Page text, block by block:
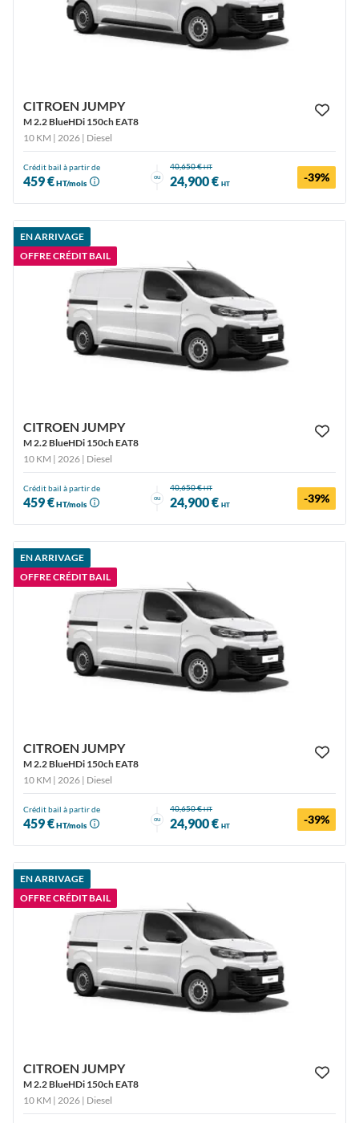
CITROEN JUMPY
M 2.2 BlueHDi 150ch EAT8
10 KM | 2026 | Diesel
Crédit bail à partir de
459 €HT/mois
ou
40,650 €HT
24,900 € HT -39%
EN ARRIVAGE
OFFRE CRÉDIT BAIL
CITROEN JUMPY
M 2.2 BlueHDi 150ch EAT8
10 KM | 2026 | Diesel
Crédit bail à partir de
459 €HT/mois
ou
40,650 €HT
24,900 € HT -39%
EN ARRIVAGE
OFFRE CRÉDIT BAIL
CITROEN JUMPY
M 2.2 BlueHDi 150ch EAT8
10 KM | 2026 | Diesel
Crédit bail à partir de
459 €HT/mois
ou
40,650 €HT
24,900 € HT -39%
EN ARRIVAGE
OFFRE CRÉDIT BAIL
CITROEN JUMPY
M 2.2 BlueHDi 150ch EAT8
10 KM | 2026 | Diesel